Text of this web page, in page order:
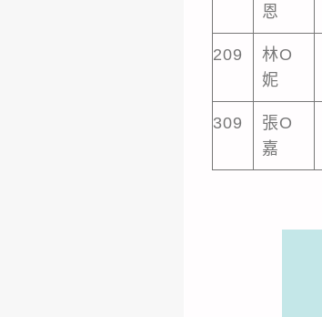
恩
209
林O
妮
309
張O
嘉